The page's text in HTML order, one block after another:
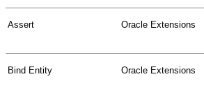
Assert Oracle Extensions
Bind Entity Oracle Extensions